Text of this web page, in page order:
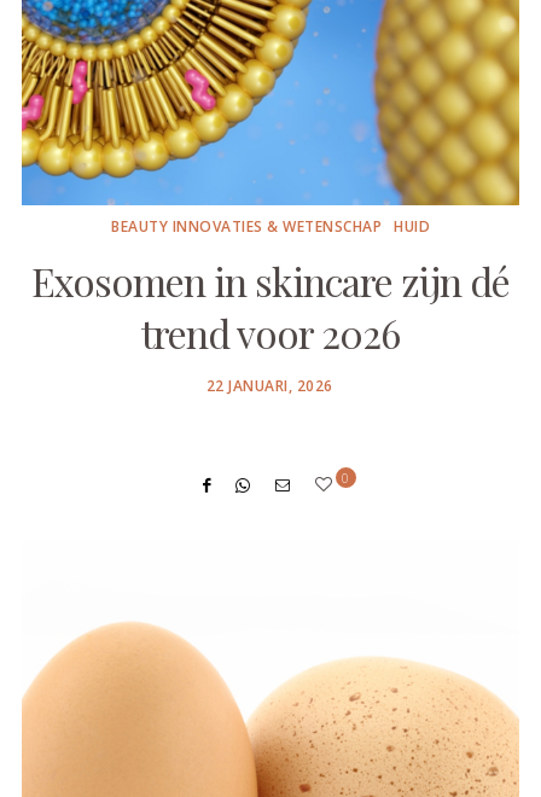
BEAUTY INNOVATIES & WETENSCHAP HUID
Exosomen in skincare zijn dé
trend voor 2026
POSTED
22 JANUARI, 2026
0